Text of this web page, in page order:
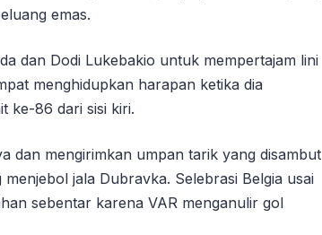
emas.
dan Dodi Lukebakio untuk mempertajam lini
menghidupkan harapan ketika dia
ke-86 dari sisi kiri.
dan mengirimkan umpan tarik yang disambut
jala Dubravka. Selebrasi Belgia usai
sebentar karena VAR menganulir gol